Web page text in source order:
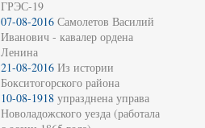
ГРЭС-19
07-08-2016 Самолетов Василий
Иванович - кавалер ордена
Ленина
21-08-2016 Из истории
Бокситогорского района
10-08-1918 упразднена управа
Новоладожского уезда (работала